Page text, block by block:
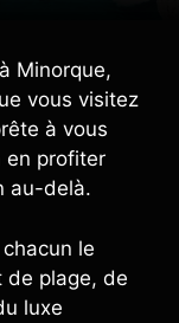
Minorque,
vous visitez
à vous
en profiter
au-delà.
le
de plage, de
luxe